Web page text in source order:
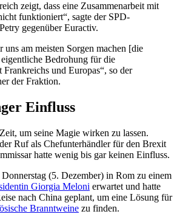
zeigt, dass eine Zusammenarbeit mit
funktioniert“, sagte der SPD-
gegenüber Euractiv.
uns am meisten Sorgen machen [die
Bedrohung für die
und Europas“, so der
der Fraktion.
Einfluss
um seine Magie wirken zu lassen.
Ruf als Chefunterhändler für den Brexit
hatte wenig bis gar keinen Einfluss.
(5. Dezember) in Rom zu einem
Giorgia Meloni erwartet und hatte
nach China geplant, um eine Lösung für
Branntweine zu finden.